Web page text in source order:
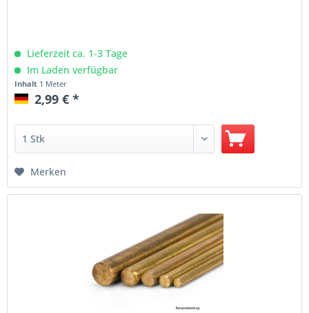
Lieferzeit ca. 1-3 Tage
Im Laden verfügbar
Inhalt 1 Meter
2,99 € *
Merken